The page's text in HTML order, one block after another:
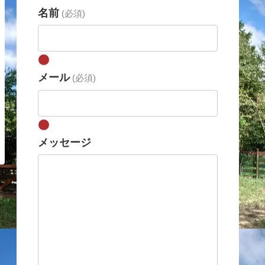
名前 (必須)
メール (必須)
メッセージ